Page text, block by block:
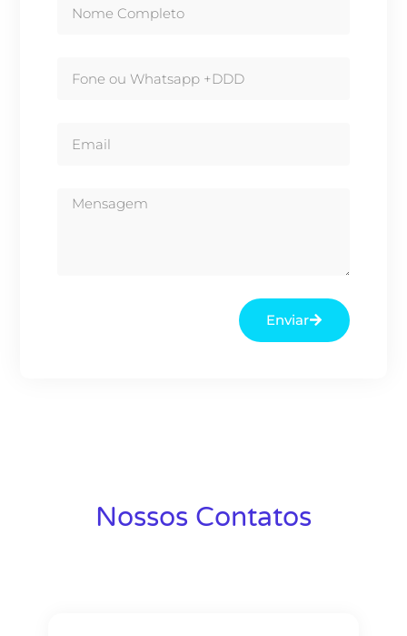
Enviar
Nossos Contatos